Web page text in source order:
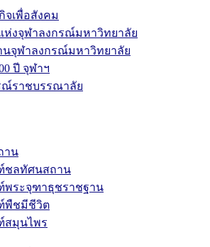
เพื่อสังคม
ห่งจุฬาลงกรณ์มหาวิทยาลัย
นจุฬาลงกรณ์มหาวิทยาลัย
ปี จุฬาฯ
ณ์ราชบรรณาลัย
าน
ลทัศนสถาน
ระจุฑาธุชราชฐาน
ชมีชีวิต
มุนไพร